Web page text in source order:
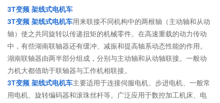
3T变频 架线式电机车
3T变频 架线式电机车用来联接不同机构中的两根轴（主动轴和从动
轴）使之共同旋转以传递扭矩的机械零件。在高速重载的动力传动
中，有些湖南联轴器还有缓冲、减振和提高轴系动态性能的作用。
湖南联轴器由两半部分组成，分别与主动轴和从动轴联接。一般动
力机大都借助于联轴器与工作机相联接。
3T变频 架线式电机车主要适用于连接伺服电机、步进电机、一般常
用电机、旋转编码器和滚珠丝杆等。广泛应用于数控加工机床、电